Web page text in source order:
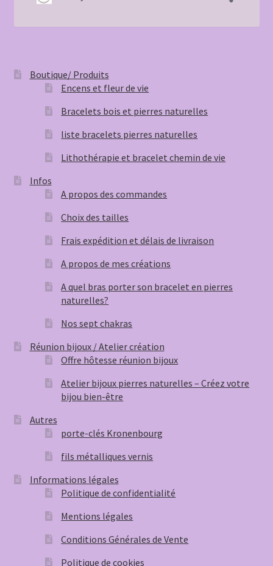
Boutique/ Produits
Encens et fleur de vie
Bracelets bois et pierres naturelles
liste bracelets pierres naturelles
Lithothérapie et bracelet chemin de vie
Infos
A propos des commandes
Choix des tailles
Frais expédition et délais de livraison
A propos de mes créations
A quel bras porter son bracelet en pierres
naturelles?
Nos sept chakras
Réunion bijoux / Atelier création
Offre hôtesse réunion bijoux
Atelier bijoux pierres naturelles – Créez votre
bijou bien-être
Autres
porte-clés Kronenbourg
fils métalliques vernis
Informations légales
Politique de confidentialité
Mentions légales
Conditions Générales de Vente
Politique de cookies